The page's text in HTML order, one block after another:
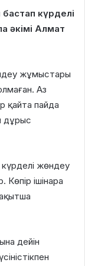
бастап күрделі
әкімі Алмат
жұмыстары
Аз
қайта пайда
дұрыс
жөндеу
ішінара
дейін